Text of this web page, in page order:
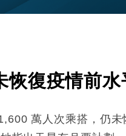
恢復疫情前
萬人次乘搭，仍